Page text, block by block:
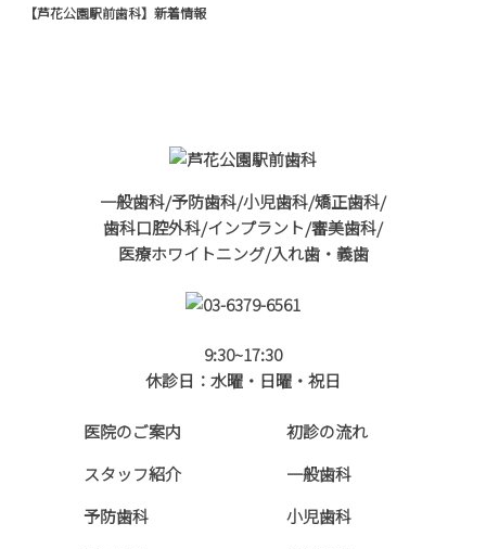
【芦花公園駅前歯科】新着情報
一般歯科/予防歯科/小児歯科/矯正歯科/
歯科口腔外科/インプラント/審美歯科/
医療ホワイトニング/入れ歯・義歯
9:30~17:30
休診日：水曜・日曜・祝日
医院のご案内
初診の流れ
スタッフ紹介
一般歯科
予防歯科
小児歯科